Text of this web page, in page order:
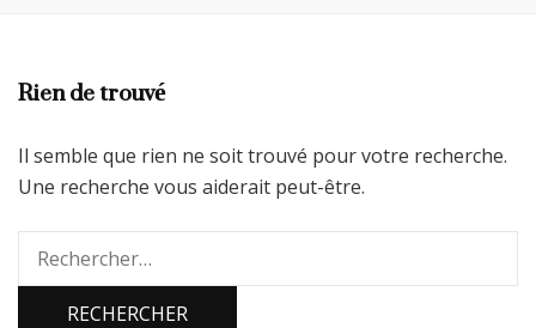
Rien de trouvé
Il semble que rien ne soit trouvé pour votre recherche.
Une recherche vous aiderait peut-être.
Rechercher :